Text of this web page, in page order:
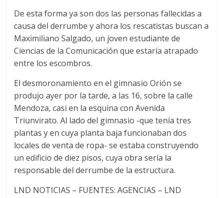
De esta forma ya son dos las personas fallecidas a
causa del derrumbe y ahora los rescatistas buscan a
Maximiliano Salgado, un joven estudiante de
Ciencias de la Comunicación que estaría atrapado
entre los escombros.
El desmoronamiento en el gimnasio Orión se
produjo ayer por la tarde, a las 16, sobre la calle
Mendoza, casi en la esquina con Avenida
Triunvirato. Al lado del gimnasio -que tenía tres
plantas y en cuya planta baja funcionaban dos
locales de venta de ropa- se estaba construyendo
un edificio de diez pisos, cuya obra sería la
responsable del derrumbe de la estructura.
LND NOTICIAS – FUENTES: AGENCIAS – LND